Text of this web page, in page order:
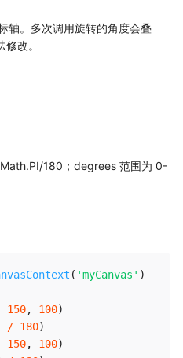
轴。多次调用旋转的角度会叠
修改。
180；degrees 范围为 0-
( 'myCanvas' )
150, 100)
/ 180)
150, 100)